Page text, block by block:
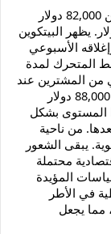
يتداول البيتكوين (BTC) حاليًا في نطاق يتراوح بين 82,000 دولار
دولار، مع تقدير متوسط عند 85,000 دولار. يظهر البيتكوين
الأسبوعي
المتحرك لمدة
قوي من المشترين عند
المستويات الحالية. يعمل مستوى المقاومة عند 88,000 دولار
المستوى بشكل
90,000 دولار وما بعدها. من ناحية
دعم قوية. يبقى الشعور
محتملة
المؤيدة
في الأطر
مما يجعل